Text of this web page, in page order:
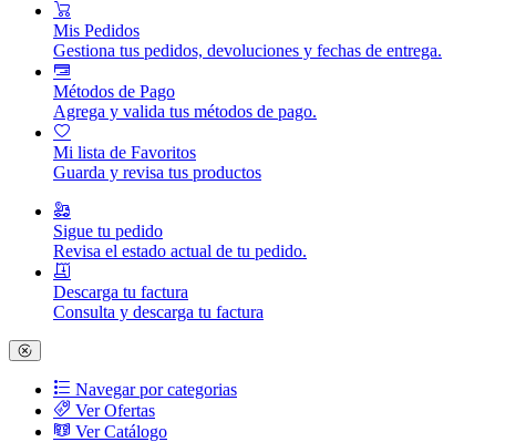
Mis Pedidos
Gestiona tus pedidos, devoluciones y fechas de entrega.
Métodos de Pago
Agrega y valida tus métodos de pago.
Mi lista de Favoritos
Guarda y revisa tus productos
Sigue tu pedido
Revisa el estado actual de tu pedido.
Descarga tu factura
Consulta y descarga tu factura
Navegar por categorias
Ver Ofertas
Ver Catálogo